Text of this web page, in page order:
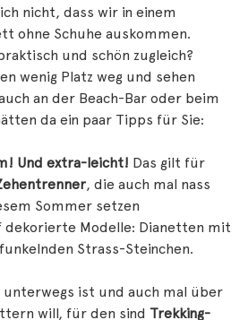
nicht, dass wir in einem
ohne Schuhe auskommen.
und schön zugleich?
wenig Platz weg und sehen
an der Beach-Bar oder beim
da ein paar Tipps für Sie:
Und extra-leicht! Das gilt für
, die auch mal nass
Sommer setzen
dekorierte Modelle: Dianetten mit
Strass-Steinchen.
unterwegs ist und auch mal über
will, für den sind Trekking-